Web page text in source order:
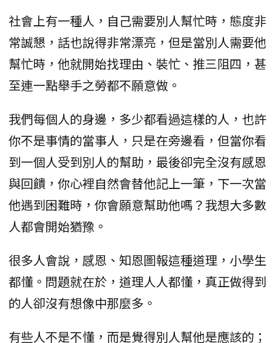
社會上有一種人，自己需要別人幫忙時，態度非
常誠懇，話也說得非常漂亮，但是當別人需要他
幫忙時，他就開始找理由、裝忙、推三阻四，甚
至連一點舉手之勞都不願意做。
我們每個人的身邊，多少都看過這樣的人，也許
你不是事情的當事人，只是在旁邊看，但當你看
到一個人受到別人的幫助，最後卻完全沒有感恩
與回饋，你心裡自然會替他記上一筆，下一次當
他遇到困難時，你會願意幫助他嗎？我想大多數
人都會開始猶豫。
很多人會說，感恩、知恩圖報這種道理，小學生
都懂。問題就在於，道理人人都懂，真正做得到
的人卻沒有想像中那麼多。
有些人不是不懂，而是覺得別人幫他是應該的；